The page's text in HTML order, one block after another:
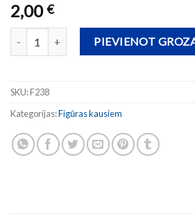
2,00€
Figūra kausiem F238 (augstums 16,5 cm)
PIEVIENOT
SKU:F238
Kategorijas:Figūras kausiem